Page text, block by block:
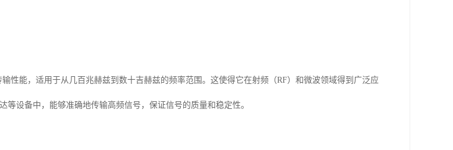
性能，适用于从几百兆赫兹到数十吉赫兹的频率范围。这使得它在射频（RF）和微波领域得到广泛应
等设备中，能够准确地传输高频信号，保证信号的质量和稳定性。